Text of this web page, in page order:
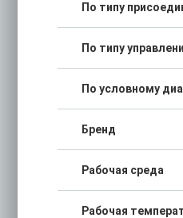
По типу
По типу
По условному
Бренд
Рабочая среда
Рабочая